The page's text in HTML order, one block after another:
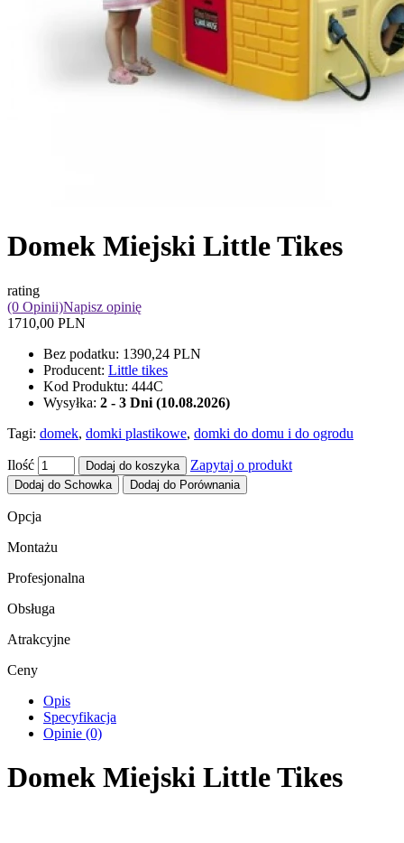
Domek Miejski Little Tikes
rating
(0 Opinii)Napisz opinię
1710,00 PLN
Bez podatku: 1390,24 PLN
Producent: Little tikes
Kod Produktu: 444C
Wysyłka: 2 - 3 Dni (10.08.2026)
Tagi: domek, domki plastikowe, domki do domu i do ogrodu
Ilość Dodaj do koszyka Zapytaj o produkt
Dodaj do Schowka Dodaj do Porównania
Opcja
Montażu
Profesjonalna
Obsługa
Atrakcyjne
Ceny
Opis
Specyfikacja
Opinie (0)
Domek Miejski Little Tikes